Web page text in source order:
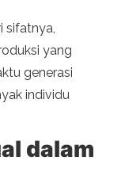
sifatnya,
yang
generasi
individu
dalam